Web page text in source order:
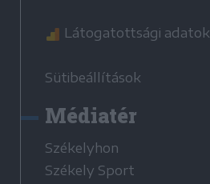
Látogatottsági adatok
Sütibeállítások
Médiatér
Székelyhon
Székely Sport